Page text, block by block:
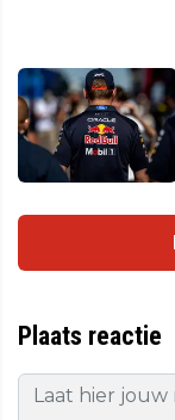
Plaats reactie